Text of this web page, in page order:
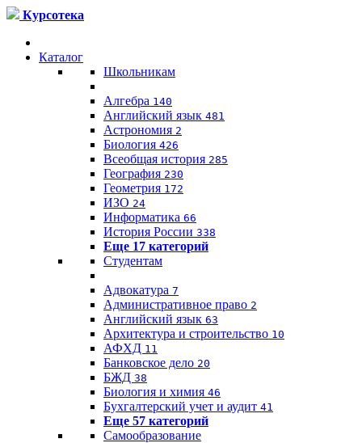
Курсотека
Каталог
Школьникам
Алгебра 140
Английский язык 481
Астрономия 2
Биология 426
Всеобщая история 285
География 230
Геометрия 172
ИЗО 24
Информатика 66
История России 338
Еще 17 категорий
Студентам
Адвокатура 7
Административное право 2
Английский язык 63
Архитектура и строительство 10
АФХД 11
Банковское дело 20
БЖД 38
Биология и химия 46
Бухгалтерский учет и аудит 41
Еще 57 категорий
Самообразование